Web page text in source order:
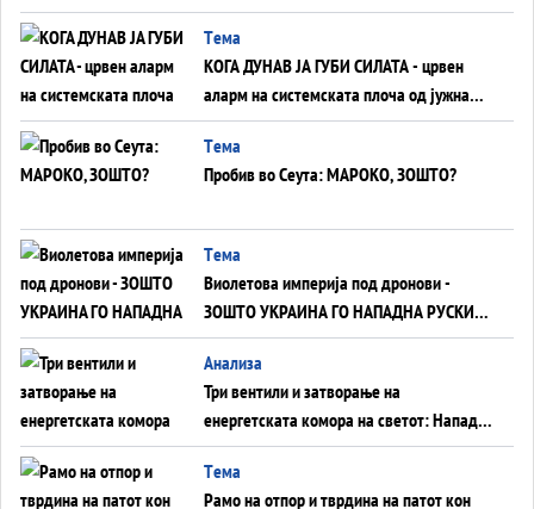
ВНУЦИ ДА ГИ ЗАМЕНАТ
Tема
КОГА ДУНАВ ЈА ГУБИ СИЛАТА - црвен
аларм на системската плоча од јужна
Германија до Црното Море...
Tема
Пробив во Сеута: МАРОКО, ЗОШТО?
Tема
Виолетова империја под дронови -
ЗОШТО УКРАИНА ГО НАПАДНА РУСКИОТ
WILDBERRIES
Aнализа
Три вентили и затворање на
енергетската комора на светот: Нападот
во Суец најавува глобален енергетски
инфаркт?
Tема
Рамо на отпор и тврдина на патот кон